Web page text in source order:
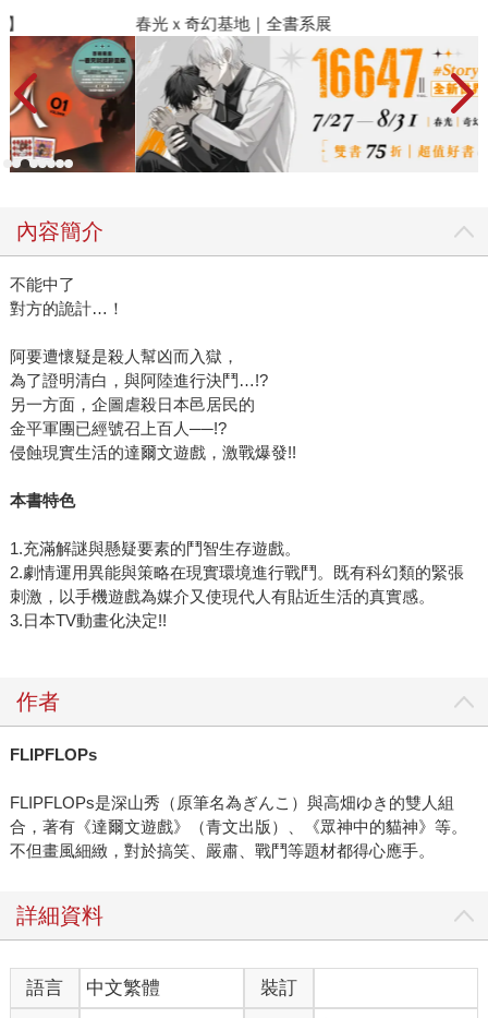
春光ｘ奇幻基地｜全書系展
內容簡介
不能中了
對方的詭計…！
阿要遭懷疑是殺人幫凶而入獄，
為了證明清白，與阿陸進行決鬥…!?
另一方面，企圖虐殺日本邑居民的
金平軍團已經號召上百人──!?
侵蝕現實生活的達爾文遊戲，激戰爆發!!
本書特色
1.充滿解謎與懸疑要素的鬥智生存遊戲。
2.劇情運用異能與策略在現實環境進行戰鬥。既有科幻類的緊張
刺激，以手機遊戲為媒介又使現代人有貼近生活的真實感。
3.日本TV動畫化決定!!
作者
FLIPFLOPs
FLIPFLOPs是深山秀（原筆名為ぎんこ）與高畑ゆき的雙人組
合，著有《達爾文遊戲》（青文出版）、《眾神中的貓神》等。
不但畫風細緻，對於搞笑、嚴肅、戰鬥等題材都得心應手。
詳細資料
語言 中文繁體
裝訂